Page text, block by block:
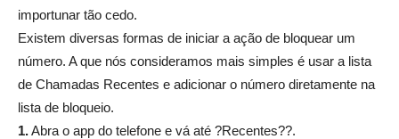
importunar tão cedo.
Existem diversas formas de iniciar a ação de bloquear um
número. A que nós consideramos mais simples é usar a lista
de Chamadas Recentes e adicionar o número diretamente na
lista de bloqueio.
1.Abra o app do telefone e vá até ?Recentes??.